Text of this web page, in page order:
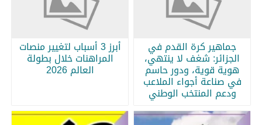
جماهير كرة القدم في
الجزائر: شغف لا ينتهي،
هوية قوية، ودور حاسم
في صناعة أجواء الملاعب
ودعم المنتخب الوطني
أبرز 3 أسباب لتغيير منصات
المراهنات خلال بطولة
العالم 2026